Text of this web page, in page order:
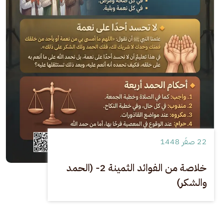
22 صفَر 1448
خلاصة من الفوائد الثمينة 2- (الحمد
والشكر)